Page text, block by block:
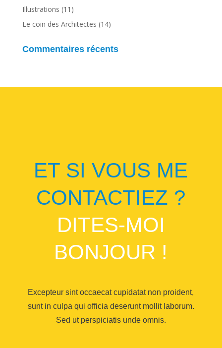
Illustrations (11)
Le coin des Architectes (14)
Commentaires récents
ET SI VOUS ME
CONTACTIEZ ?
DITES-MOI
BONJOUR !
Excepteur sint occaecat cupidatat non proident,
sunt in culpa qui officia deserunt mollit laborum.
Sed ut perspiciatis unde omnis.